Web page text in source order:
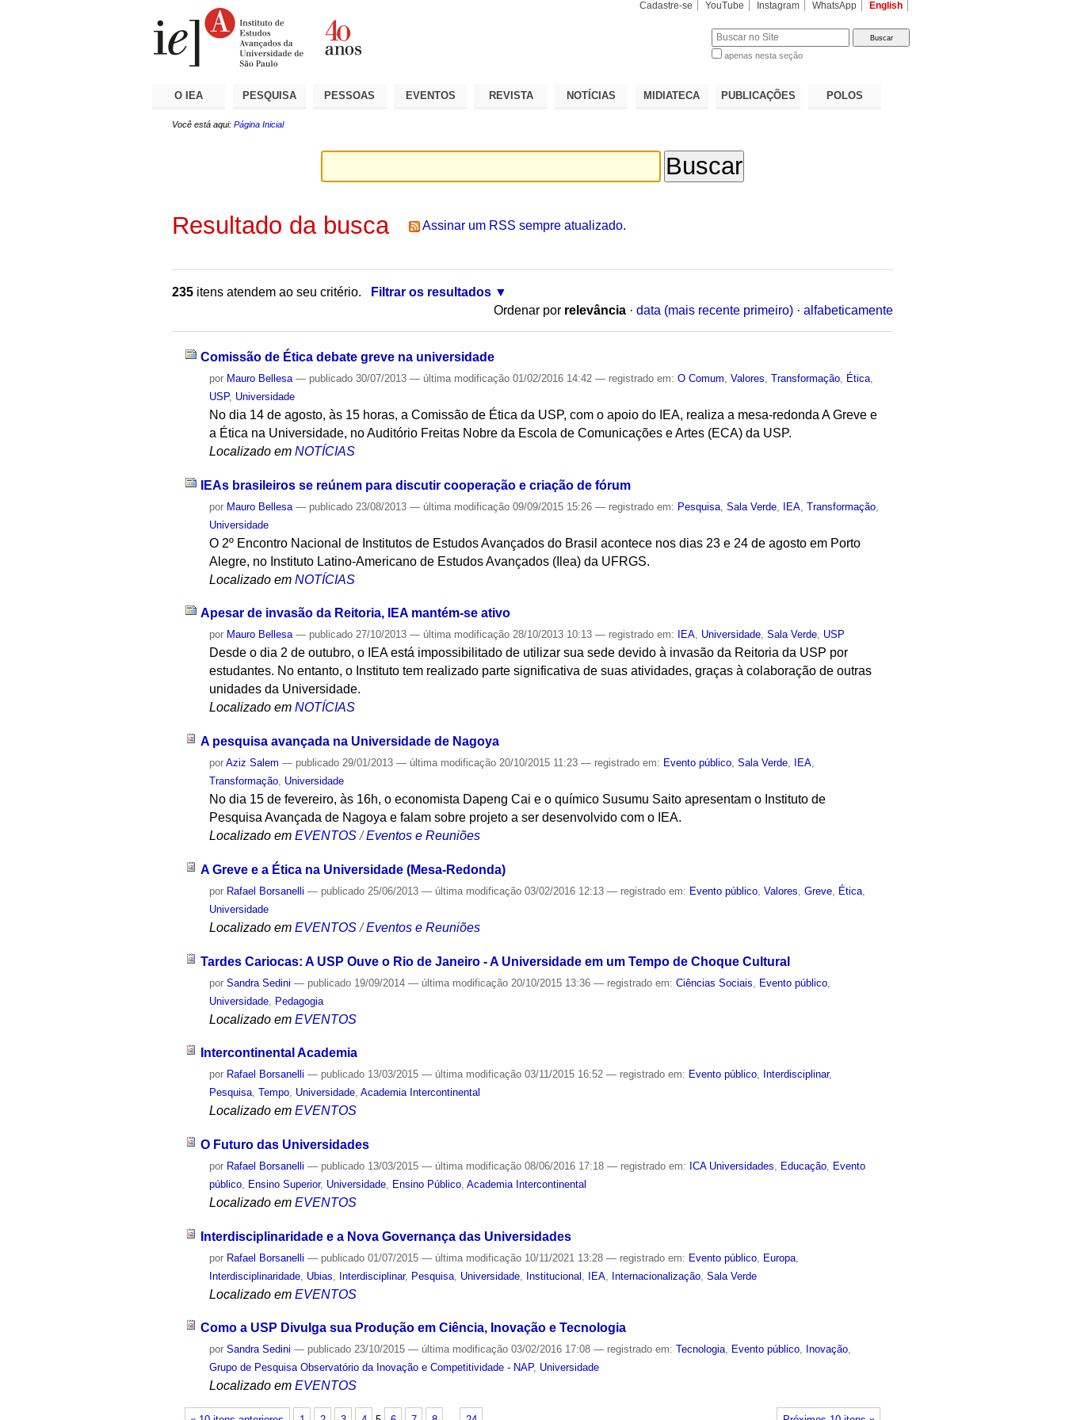
Cadastre-se YouTube Instagram WhatsApp English
apenas nesta seção
O IEA PESQUISA PESSOAS EVENTOS REVISTA NOTÍCIAS MIDIATECA PUBLICAÇÕES POLOS
Você está aqui: Página Inicial
Resultado da busca Assinar um RSS sempre atualizado.
235 itens atendem ao seu critério.
Filtrar os resultados
Ordenar por relevância · data (mais recente primeiro) · alfabeticamente
Comissão de Ética debate greve na universidade
por Mauro Bellesa — publicado 30/07/2013— última modificação 01/02/2016 14:42— registrado em:O Comum ,Valores ,Transformação Ética
USP, Universidade
No dia 14 de agosto, às 15 horas, a Comissão de Ética da USP, com o apoio do IEA, realiza a mesa-redonda A Greve e
a Ética na Universidade, no Auditório Freitas Nobre da Escola de Comunicações e Artes (ECA) da USP.
Localizado em NOTÍCIAS
IEAs brasileiros se reúnem para discutir cooperação e criação de fórum
por Mauro Bellesa — publicado 23/08/2013— última modificação 09/09/2015 15:26— registrado em: Pesquisa ,Sala Verde IEA ,Transformação
Universidade
O 2º Encontro Nacional de Institutos de Estudos Avançados do Brasil acontece nos dias 23 e 24 de agosto em Porto
Alegre, no Instituto Latino-Americano de Estudos Avançados (Ilea) da UFRGS.
Localizado em NOTÍCIAS
Apesar de invasão da Reitoria, IEA mantém-se ativo
por Mauro Bellesa — publicado 27/10/2013— última modificação 28/10/2013 10:13— registrado em: IEA, Universidade,Sala Verde, USP
Desde o dia 2 de outubro, o IEA está impossibilitado de utilizar sua sede devido à invasão da Reitoria da USP por
estudantes. No entanto, o Instituto tem realizado parte significativa de suas atividades, graças à colaboração de outras
unidades da Universidade.
Localizado em NOTÍCIAS
A pesquisa avançada na Universidade de Nagoya
porAziz Salem — publicado 29/01/2013— última modificação 20/10/2015 11:23— registrado em: Evento público,Sala Verde, IEA,
Transformação, Universidade
No dia 15 de fevereiro, às 16h, o economista Dapeng Cai e o químico Susumu Saito apresentam o Instituto de
Pesquisa Avançada de Nagoya e falam sobre projeto a ser desenvolvido com o IEA.
Localizado em EVENTOS /Eventos e Reuniões
A Greve e a Ética na Universidade (Mesa-Redonda)
por Rafael Borsanelli — publicado 25/06/2013— última modificação 03/02/2016 12:13— registrado em: Evento público ,Valores ,Greve Ética
Universidade
Localizado em EVENTOS /Eventos e Reuniões
Tardes Cariocas: A USP Ouve o Rio de Janeiro - A Universidade em um Tempo de Choque Cultural
porSandra Sedini — publicado 19/09/2014— última modificação 20/10/2015 13:36— registrado em:Ciências Sociais Evento público
Universidade Pedagogia
Localizado em EVENTOS
Intercontinental Academia
por Rafael Borsanelli — publicado 13/03/2015— última modificação 03/11/2015 16:52— registrado em: Evento público, Interdisciplinar,
Pesquisa,Tempo, Universidade,Academia Intercontinental
Localizado em EVENTOS
O Futuro das Universidades
por Rafael Borsanelli — publicado 13/03/2015— última modificação 08/06/2016 17:18— registrado em: ICA Universidades Educação
Evento
público
Ensino Superior, Universidade Ensino Público ,Academia Intercontinental
Localizado em EVENTOS
Interdisciplinaridade e a Nova Governança das Universidades
por Rafael Borsanelli — publicado 01/07/2015— última modificação 10/11/2021 13:28— registrado em: Evento público Europa
Interdisciplinaridade Ubias Interdisciplinar, Pesquisa Universidade Institucional IEA Internacionalização ,Sala Verde
Localizado em EVENTOS
Como a USP Divulga sua Produção em Ciência, Inovação e Tecnologia
porSandra Sedini — publicado 23/10/2015— última modificação 03/02/2016 17:08— registrado em:Tecnologia, Evento público, Inovação,
Grupo de Pesquisa Observatório da Inovação e Competitividade - NAP, Universidade
Localizado em EVENTOS